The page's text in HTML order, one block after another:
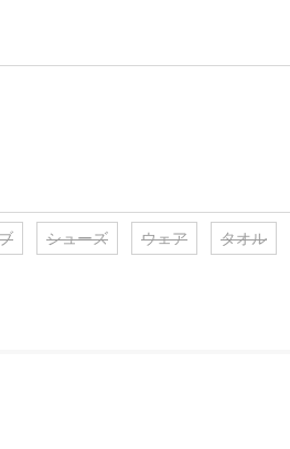
シューズ ウェア タオル